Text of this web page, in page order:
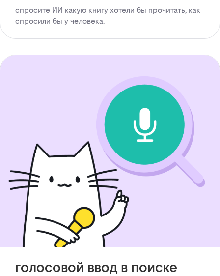
спросите ИИ какую книгу хотели бы прочитать, как
спросили бы у человека.
голосовой ввод в поиске